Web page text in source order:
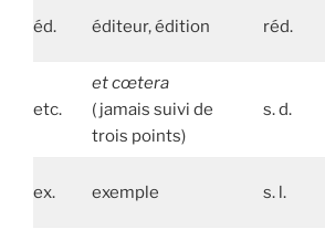
éd. éditeur, édition réd.
etc.
et cœtera
( jamais suivi de
trois points)
s. d.
ex. exemple s. l.